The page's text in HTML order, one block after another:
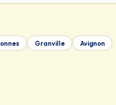
Granville
Avignon